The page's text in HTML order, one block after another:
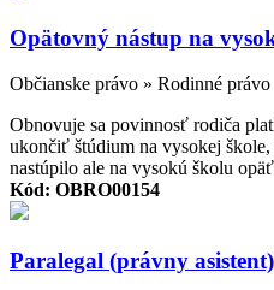
Opätovný nástup na
Občianske právo » Rodinné právo
Obnovuje sa povinnosť rodiča
ukončiť štúdium na vysokej
nastúpilo ale na vysokú školu
Kód: OBRO00154
Paralegal (právny